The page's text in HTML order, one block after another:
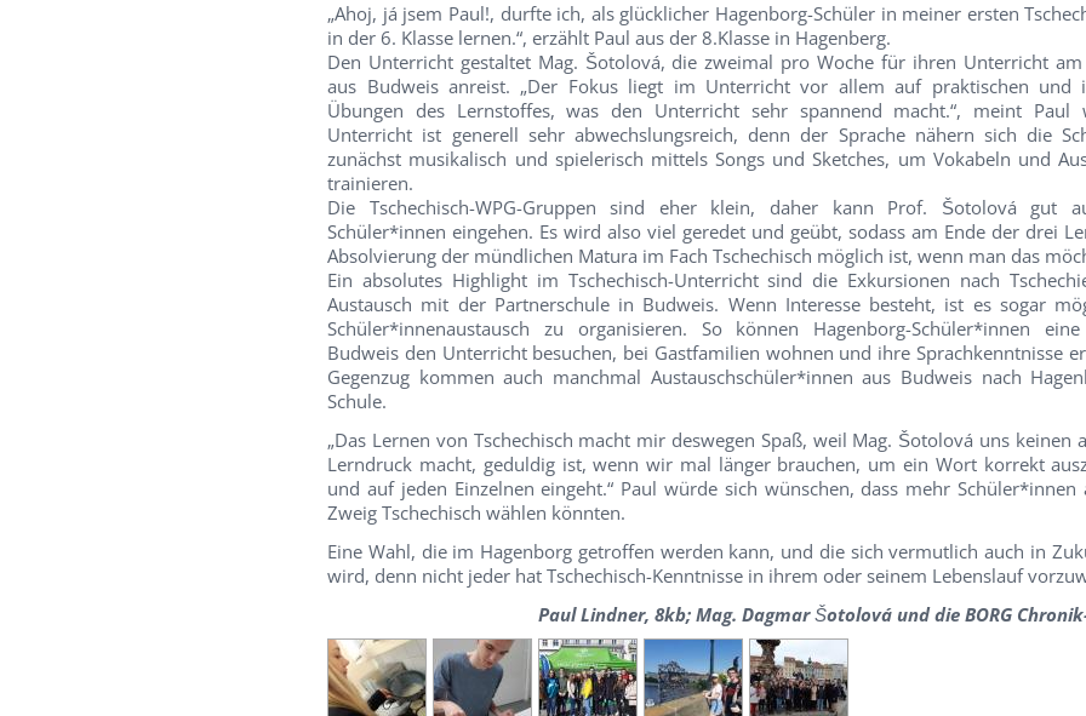
„Ahoj, já jsem Paul!, durfte ich, als glücklicher Hagenborg-Schüler in meiner ersten
in der 6. Klasse lernen.“, erzählt Paul aus der 8.Klasse in Hagenberg.
Den Unterricht gestaltet Mag. Šotolová, die zweimal pro Woche für ihren Unterricht am
aus Budweis anreist. „Der Fokus liegt im Unterricht vor allem auf praktischen und
Übungen des Lernstoffes, was den Unterricht sehr spannend macht.“, meint Paul
Unterricht ist generell sehr abwechslungsreich, denn der Sprache nähern sich die
zunächst musikalisch und spielerisch mittels Songs und Sketches, um Vokabeln und
trainieren.
Die Tschechisch-WPG-Gruppen sind eher klein, daher kann Prof. Šotolová gut
Schüler*innen eingehen. Es wird also viel geredet und geübt, sodass am Ende der drei
Absolvierung der mündlichen Matura im Fach Tschechisch möglich ist, wenn man das
Ein absolutes Highlight im Tschechisch-Unterricht sind die Exkursionen nach
Austausch mit der Partnerschule in Budweis. Wenn Interesse besteht, ist es sogar
Schüler*innenaustausch zu organisieren. So können Hagenborg-Schüler*innen
Budweis den Unterricht besuchen, bei Gastfamilien wohnen und ihre Sprachkenntnisse
Gegenzug kommen auch manchmal Austauschschüler*innen aus Budweis nach
Schule.
„Das Lernen von Tschechisch macht mir deswegen Spaß, weil Mag. Šotolová uns keinen
Lerndruck macht, geduldig ist, wenn wir mal länger brauchen, um ein Wort korrekt
und auf jeden Einzelnen eingeht.“ Paul würde sich wünschen, dass mehr Schüler*innen
Zweig Tschechisch wählen könnten.
Eine Wahl, die im Hagenborg getroffen werden kann, und die sich vermutlich auch in
wird, denn nicht jeder hat Tschechisch-Kenntnisse in ihrem oder seinem Lebenslauf
Paul Lindner, 8kb; Mag. Dagmar Šotolová und die BORG